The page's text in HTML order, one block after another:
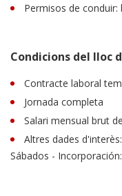
Permisos de conduir:
Condicions del lloc
Contracte laboral
Jornada completa
Salari mensual brut
Altres dades
Sábados -